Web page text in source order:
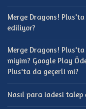
Merge Dragons!
ediliyor?
Merge Dragons!
miyim? Google Play
Plus'ta da geçerli mi?
Nasıl para iadesi talep